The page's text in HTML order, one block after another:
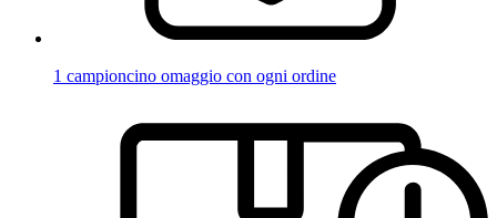
1 campioncino omaggio con ogni ordine